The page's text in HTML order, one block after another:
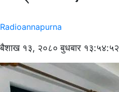
Radioannapurna
बैशाख १३, २०८० बुधबार १३:५४:५२